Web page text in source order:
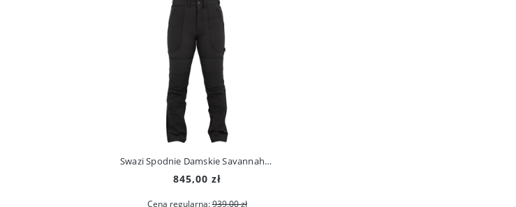
Swazi Spodnie Damskie Savannah Pants Iron Sand
845,00 zł
Cena regularna:939,00 zł